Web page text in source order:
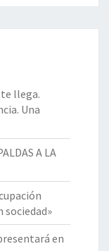
te llega.
Una
A LA
sociedad»
en